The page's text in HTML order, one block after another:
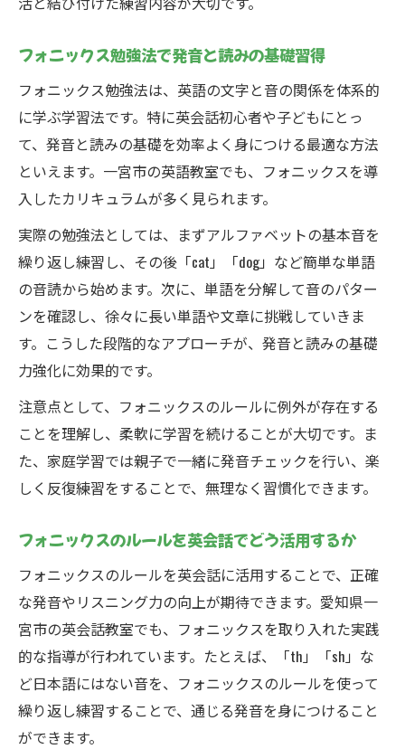
フォニックス勉強法で発音と読みの基礎習得
フォニックス勉強法は、英語の文字と音の関係を体系的
に学ぶ学習法です。特に英会話初心者や子どもにとっ
て、発音と読みの基礎を効率よく身につける最適な方法
といえます。一宮市の英語教室でも、フォニックスを導
入したカリキュラムが多く見られます。
実際の勉強法としては、まずアルファベットの基本音を
繰り返し練習し、その後「cat」「dog」など簡単な単語
の音読から始めます。次に、単語を分解して音のパター
ンを確認し、徐々に長い単語や文章に挑戦していきま
す。こうした段階的なアプローチが、発音と読みの基礎
力強化に効果的です。
注意点として、フォニックスのルールに例外が存在する
ことを理解し、柔軟に学習を続けることが大切です。ま
た、家庭学習では親子で一緒に発音チェックを行い、楽
しく反復練習をすることで、無理なく習慣化できます。
フォニックスのルールを英会話でどう活用するか
フォニックスのルールを英会話に活用することで、正確
な発音やリスニング力の向上が期待できます。愛知県一
宮市の英会話教室でも、フォニックスを取り入れた実践
的な指導が行われています。たとえば、「th」「sh」な
ど日本語にはない音を、フォニックスのルールを使って
繰り返し練習することで、通じる発音を身につけること
ができます。